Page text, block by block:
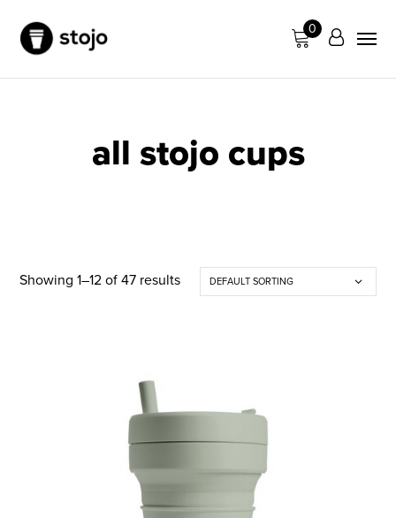
0
all stojo cups
Showing 1–12 of 47 results DEFAULT SORTING